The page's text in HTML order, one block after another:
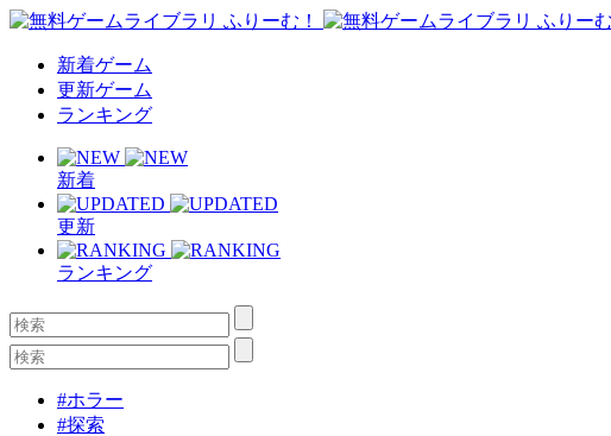
新着ゲーム
更新ゲーム
ランキング
新着
更新
ランキング
#ホラー
#探索